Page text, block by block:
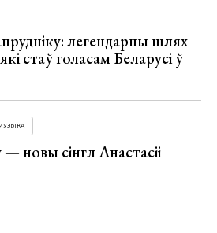
легендарны шлях
стаў голасам Беларусі ў
новы сінгл Анастасіі